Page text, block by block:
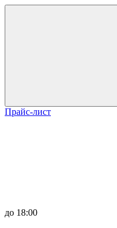
Прайс-лист
до 18:00